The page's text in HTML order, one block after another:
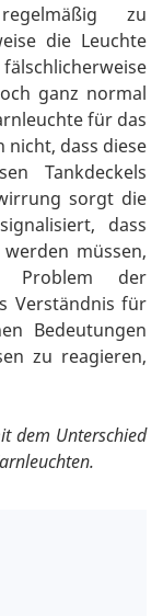
zu
die Leuchte
ganz normal
für das
nicht, dass diese
Tankdeckels
sorgt die
dass
müssen,
der
Verständnis für
Bedeutungen
zu reagieren,
dem Unterschied